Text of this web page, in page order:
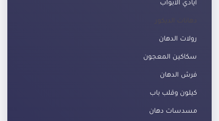
أيادي الأبواب
رولات الدهان
سكاكين المعجون
فرش الدهان
كيلون وقلب باب
مسدسات دهان